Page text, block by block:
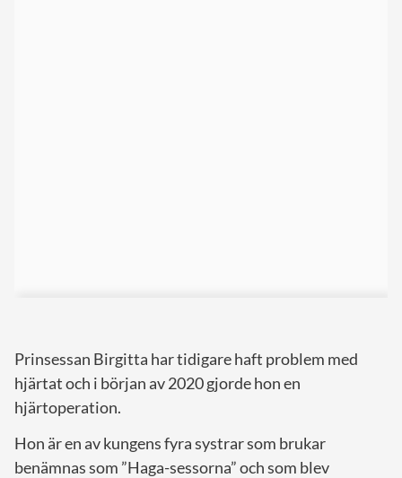
Prinsessan Birgitta har tidigare haft problem med
hjärtat och i början av 2020 gjorde hon en
hjärtoperation.
Hon är en av kungens fyra systrar som brukar
benämnas som ”Haga-sessorna” och som blev